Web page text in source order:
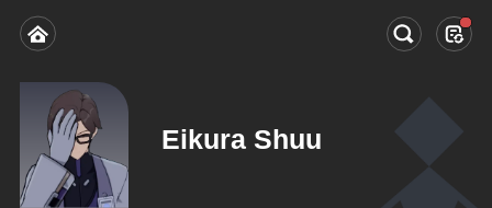
Eikura Shuu